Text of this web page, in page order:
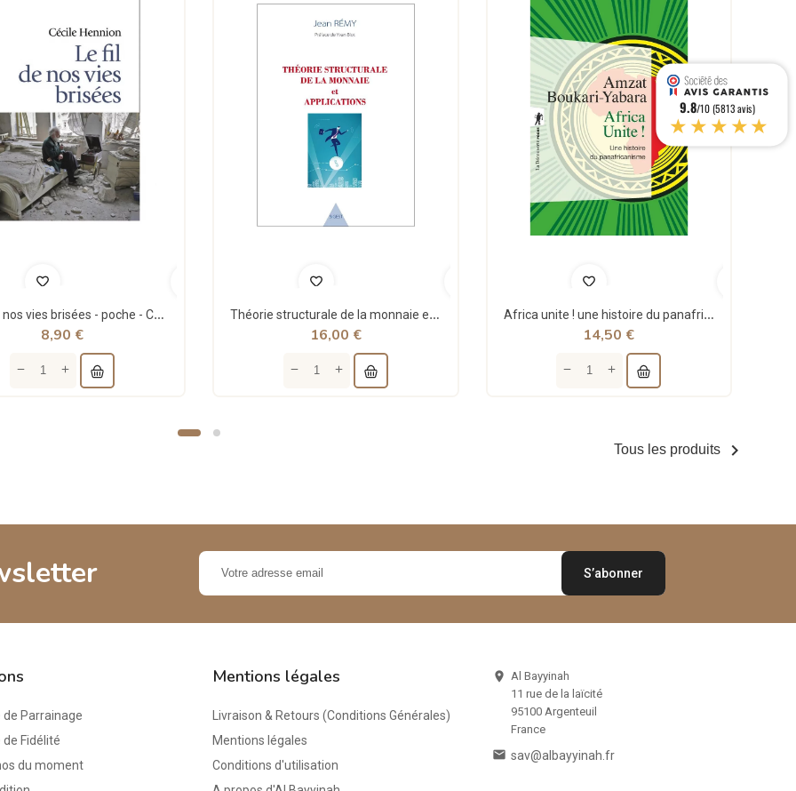
Le fil de nos vies brisées - poche - Cécile Hennion - Points
8,90 €
Théorie structurale de la monnaie et applications - Jean Rémy - Sigest
16,00 €
Africa unite ! une histoire du panafricanisme - poche - Amzat Boukari-yabara - La découverte
14,50 €
Tous les produits 
Parrainage
Fidélité
du moment
Mentions légales
Livraison & Retours (Conditions Générales)
Mentions légales
Conditions d'utilisation
 Al Bayyinah
11 rue de la laïcité
95100 Argenteuil
France
 sav@albayyinah.fr
9.8/10 (5813 avis)
★★★★★